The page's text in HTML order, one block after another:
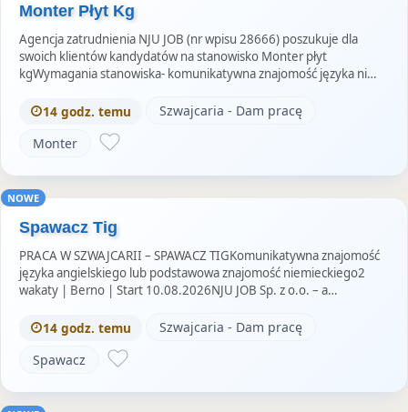
Monter Płyt Kg
Agencja zatrudnienia NJU JOB (nr wpisu 28666) poszukuje dla
swoich klientów kandydatów na stanowisko Monter płyt
kgWymagania stanowiska- komunikatywna znajomość języka ni…
14 godz. temu
Szwajcaria - Dam pracę
Monter
NOWE
Spawacz Tig
PRACA W SZWAJCARII – SPAWACZ TIGKomunikatywna znajomość
języka angielskiego lub podstawowa znajomość niemieckiego2
wakaty | Berno | Start 10.08.2026NJU JOB Sp. z o.o. – a…
14 godz. temu
Szwajcaria - Dam pracę
Spawacz